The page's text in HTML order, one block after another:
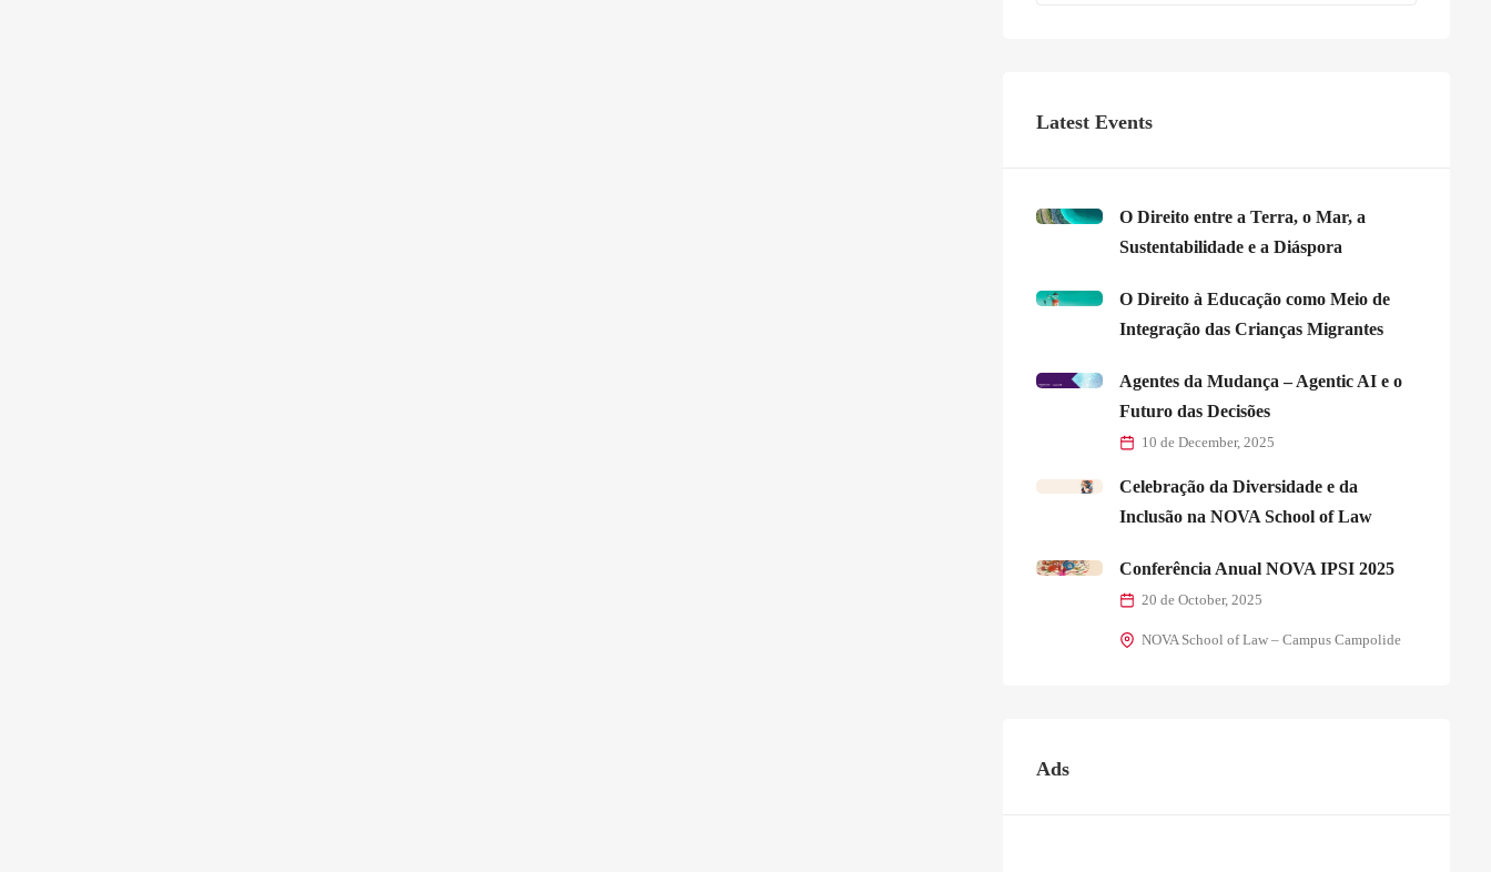
Latest Events
O Direito entre a Terra, o Mar, a
Sustentabilidade e a Diáspora
O Direito à Educação como Meio de
Integração das Crianças Migrantes
Agentes da Mudança – Agentic AI e o
Futuro das Decisões
10 de December, 2025
Celebração da Diversidade e da
Inclusão na NOVA School of Law
Conferência Anual NOVA IPSI 2025
20 de October, 2025
NOVA School of Law – Campus Campolide
Ads